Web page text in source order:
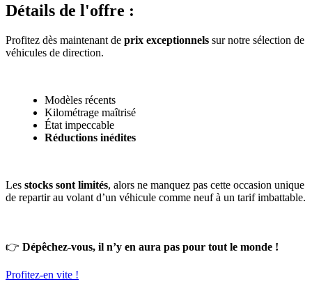
Détails de l'offre :
Profitez dès maintenant de prix exceptionnels sur notre sélection de
véhicules de direction.
Modèles récents
Kilométrage maîtrisé
État impeccable
Réductions inédites
Les stocks sont limités, alors ne manquez pas cette occasion unique
de repartir au volant d’un véhicule comme neuf à un tarif imbattable.
👉 Dépêchez-vous, il n’y en aura pas pour tout le monde !
Profitez-en vite !